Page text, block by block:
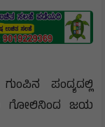
ಪಂದ್ಯದಲ್ಲಿ
೦ ಗೋಲಿನಿಂದ ಜಯ